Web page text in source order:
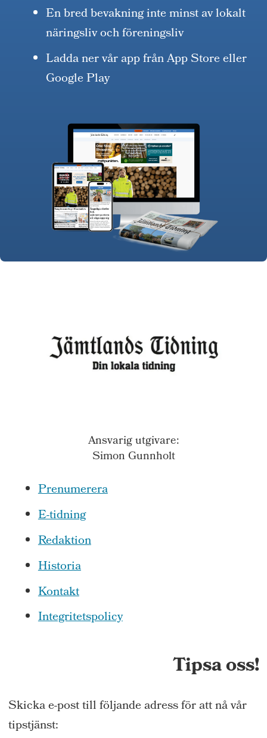
En bred bevakning inte minst av lokalt
näringsliv och föreningsliv
Ladda ner vår app från App Store eller
Google Play
Ansvarig utgivare:
Simon Gunnholt
Prenumerera
E-tidning
Redaktion
Historia
Kontakt
Integritetspolicy
Tipsa oss!
Skicka e-post till följande adress för att nå vår
tipstjänst: